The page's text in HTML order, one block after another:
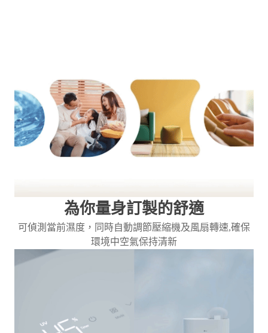
為你量身訂製的舒適
可偵測當前濕度，同時自動調節壓縮機及風扇轉速,確保
環境中空氣保持清新